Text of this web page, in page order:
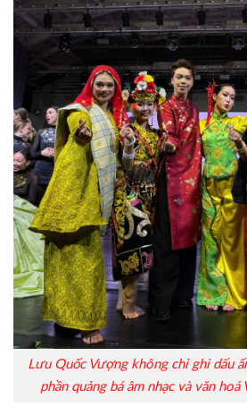
Lưu Quốc Vượng không chỉ ghi dấu
phần quảng bá âm nhạc và văn